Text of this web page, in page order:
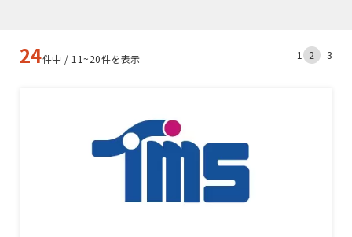
24件中 / 11~20件を表示 1 2 3